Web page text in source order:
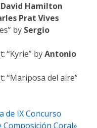
David Hamilton
Prat Vives
by Sergio
“Kyrie” byAntonio
“Mariposa del aire”
de IX Concurso
Coral»